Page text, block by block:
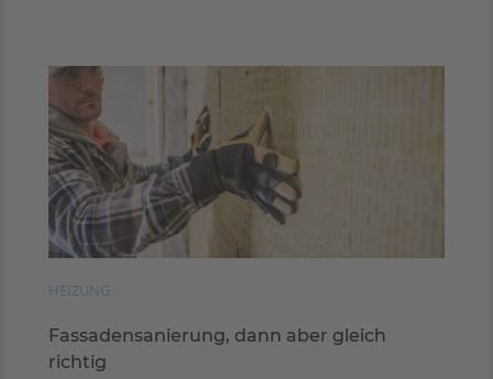
HEIZUNG
Fassadensanierung, dann aber gleich
richtig